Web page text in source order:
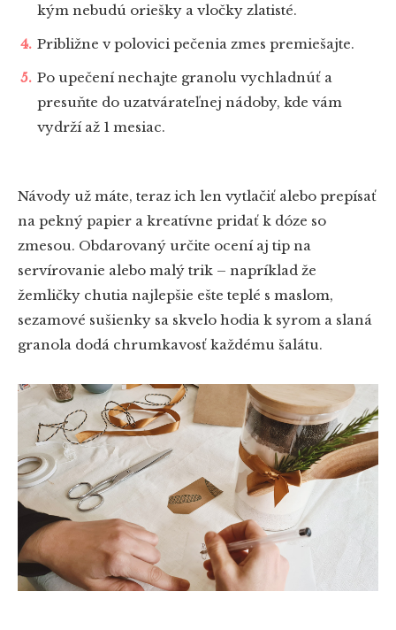
kým nebudú oriešky a vločky zlatisté.
Približne v polovici pečenia zmes premiešajte.
Po upečení nechajte granolu vychladnúť a
presuňte do uzatvárateľnej nádoby, kde vám
vydrží až 1 mesiac.
Návody už máte, teraz ich len vytlačiť alebo prepísať
na pekný papier a kreatívne pridať k dóze so
zmesou. Obdarovaný určite ocení aj tip na
servírovanie alebo malý trik – napríklad že
žemličky chutia najlepšie ešte teplé s maslom,
sezamové sušienky sa skvelo hodia k syrom a slaná
granola dodá chrumkavosť každému šalátu.